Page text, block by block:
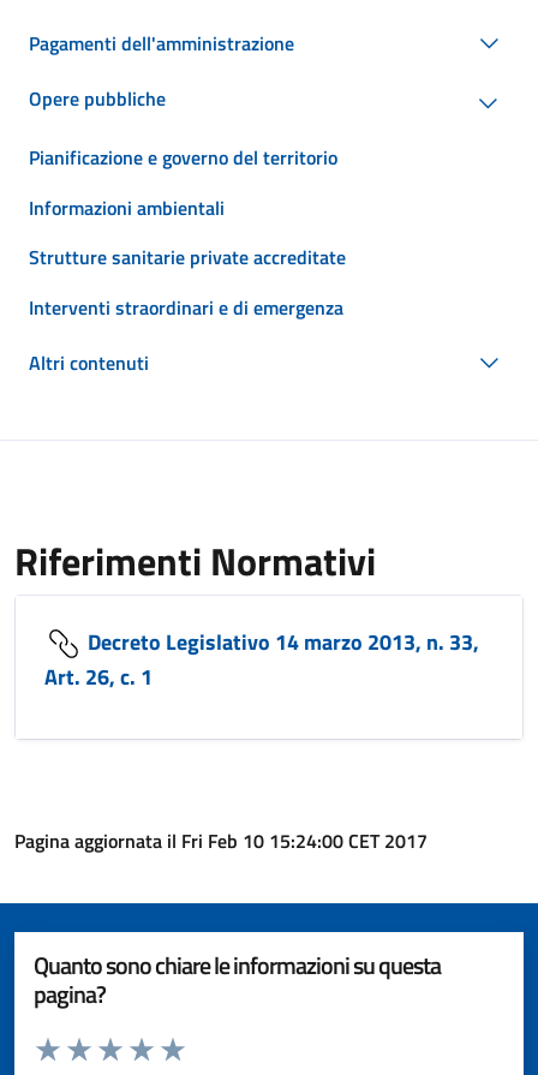
Pagamenti dell'amministrazione
Opere pubbliche
Pianificazione e governo del territorio
Informazioni ambientali
Strutture sanitarie private accreditate
Interventi straordinari e di emergenza
Altri contenuti
Riferimenti Normativi
Decreto Legislativo 14 marzo 2013, n. 33,
Art. 26, c. 1
Pagina aggiornata il Fri Feb 10 15:24:00 CET 2017
Quanto sono chiare le informazioni su questa
pagina?
Valuta da 1 a 5 stelle la pagina